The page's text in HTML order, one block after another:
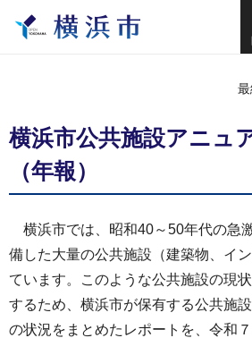
横浜市公共施設アニュ
（年報）
横浜市では、昭和40～50年代の急
備した大量の公共施設（建築物、イ
ています。このような公共施設の現
するため、横浜市が保有する公共施
の状況をまとめたレポートを、令和